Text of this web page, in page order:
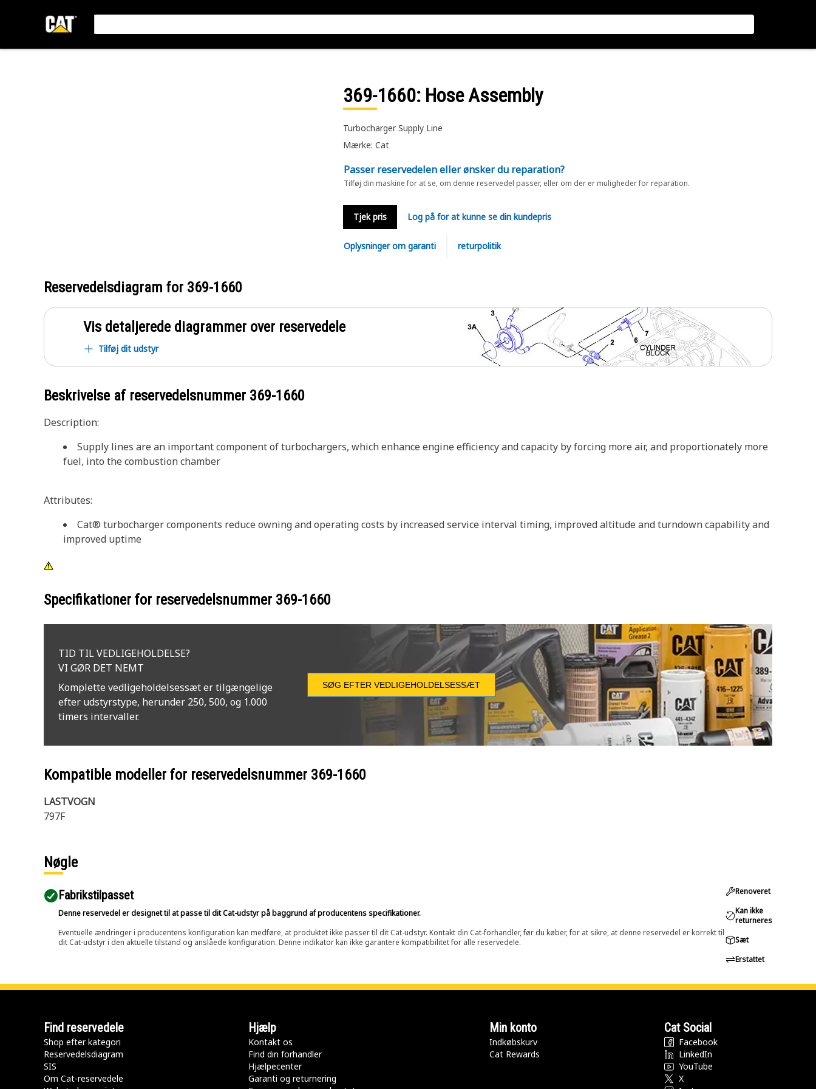
369-1660: Hose Assembly
Turbocharger Supply Line
Mærke: Cat
Passer reservedelen eller ønsker du reparation?
Tilføj din maskine for at se, om denne reservedel passer, eller om der er muligheder for reparation.
Tjek pris Log på for at kunne se din kundepris
Oplysninger om garanti returpolitik
Reservedelsdiagram for 369-1660
Vis detaljerede diagrammer over reservedele
Tilføj dit udstyr
Beskrivelse af reservedelsnummer 369-1660
Description:
Supply lines are an important component of turbochargers, which enhance engine efficiency and capacity by forcing more air, and proportionately more
fuel, into the combustion chamber
Attributes:
Cat® turbocharger components reduce owning and operating costs by increased service interval timing, improved altitude and turndown capability and
improved uptime
Specifikationer for reservedelsnummer 369-1660
TID TIL VEDLIGEHOLDELSE?
VI GØR DET NEMT
Komplette vedligeholdelsessæt er tilgængelige
efter udstyrstype, herunder 250, 500, og 1.000
timers intervaller.
SØG EFTER VEDLIGEHOLDELSESSÆT
Kompatible modeller for reservedelsnummer 369-1660
LASTVOGN
797F
Nøgle
Fabrikstilpasset
Denne reservedel er designet til at passe til dit Cat-udstyr på baggrund af producentens specifikationer.
Eventuelle ændringer i producentens konfiguration kan medføre, at produktet ikke passer til dit Cat-udstyr. Kontakt din Cat-forhandler, før du køber, for at sikre, at denne reservedel er korrekt til
dit Cat-udstyr i den aktuelle tilstand og anslåede konfiguration. Denne indikator kan ikke garantere kompatibilitet for alle reservedele.
Renoveret
Kan ikke
returneres
Sæt
Erstattet
Find reservedele
Shop efter kategori
Reservedelsdiagram
SIS
Om Cat-reservedele
Hjælp
Kontakt os
Find din forhandler
Hjælpecenter
Garanti og returnering
Min konto
Indkøbskurv
Cat Rewards
Cat Social
Facebook
LinkedIn
YouTube
X